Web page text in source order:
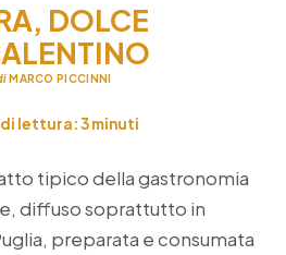
DOLCE
MARCO PICCINNI
di lettura:3 minuti
tipico della gastronomia
diffuso soprattutto in
preparata e consumata